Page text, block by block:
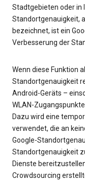
Stadtgebieten oder in
Standortgenauigkeit,
bezeichnet, ist ein
Verbesserung der
Wenn diese Funktion
Standortgenauigkeit
Android-Geräts –
WLAN-
Dazu wird eine
verwendet, die an
Google-
Standortgenauigkeit
Dienste
Crowdsourcing